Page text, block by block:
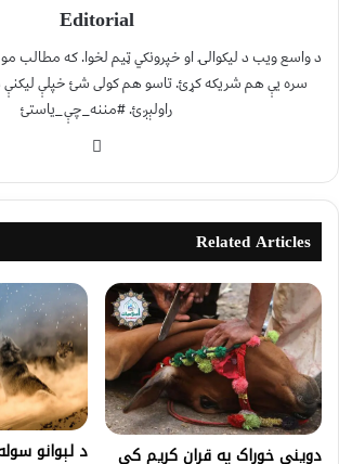
Editorial
د واسع ویب د لیکوالۍ او خپرونکي ټیم لخوا. که مطالب
سره یې هم شریکه کړئ. تاسو هم کولی شئ خپلې لیکنې د
راولېږئ. #مننه_چې_یاستئ
Related Articles
دوینې خوراک په قران کریم کې د لېوانو